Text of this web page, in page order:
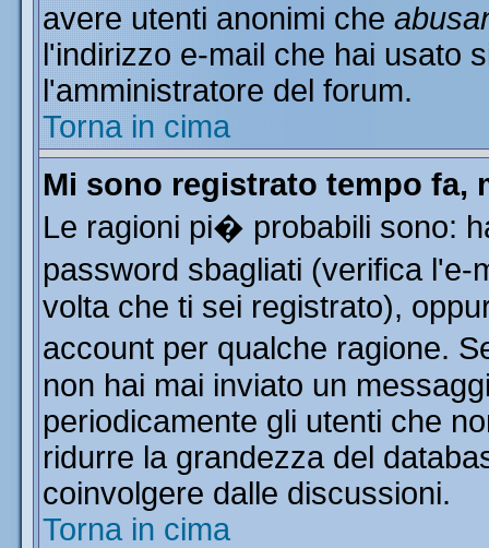
avere utenti anonimi che
l'indirizzo e-mail che hai usato
l'amministratore del forum.
Torna in cima
Mi sono registrato tempo
Le ragioni pi� probabili sono:
password sbagliati (verifica
volta che ti sei registrato),
account per qualche ragione.
non hai mai inviato un
periodicamente gli utenti che
ridurre la grandezza del
coinvolgere dalle discussioni.
Torna in cima